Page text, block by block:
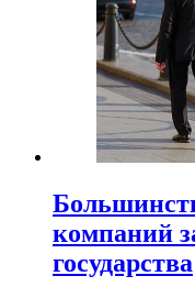
компаний
государства